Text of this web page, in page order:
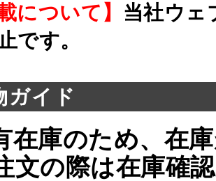
について】 当社ウェ
です。
物ガイド
在庫のため、在
文の際は在庫確